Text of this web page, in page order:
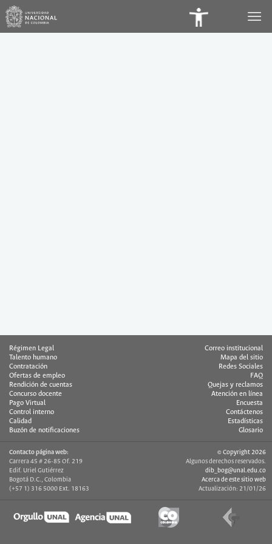
Régimen Legal
Talento humano
Contratación
Ofertas de empleo
Rendición de cuentas
Concurso docente
Pago Virtual
Control interno
Calidad
Buzón de notificaciones
Correo institucional
Mapa del sitio
Redes Sociales
FAQ
Quejas y reclamos
Atención en línea
Encuesta
Contáctenos
Estadísticas
Glosario
Contacto página web:
Carrera 45 # 26-85 Of. 219
Edif. Uriel Gutiérrez
Bogotá D.C., Colombia
(+57 1) 316 5000 Ext. 18163
© Copyright 2026
Algunos derechos reservados.
dib_bog@unal.edu.co
Acerca de este sitio web
Actualización: 21/01/26